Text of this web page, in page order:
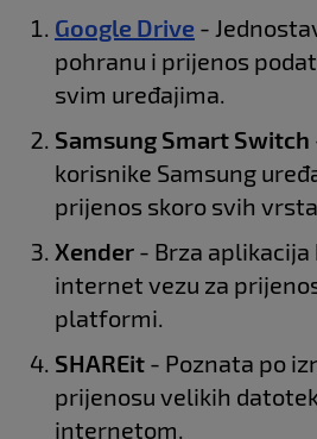
Google Drive -
pohranu i prijenos
svim uređajima.
Samsung Smart Switch
korisnike Samsung
prijenos skoro svih
Xender - Brza
internet vezu za
platformi.
SHAREit - Poznata po
prijenosu velikih
internetom.